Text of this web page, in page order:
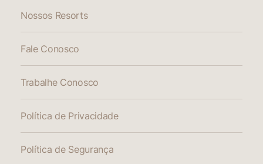
Nossos Resorts
Fale Conosco
Trabalhe Conosco
Política de Privacidade
Política de Segurança